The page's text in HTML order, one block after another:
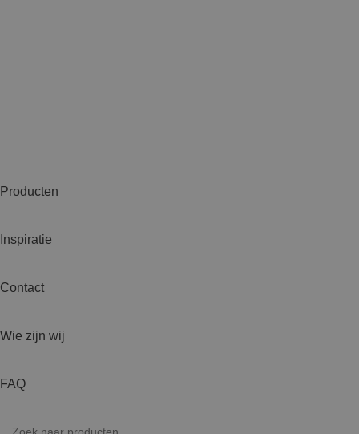
Producten
Inspiratie
Contact
Wie zijn wij
FAQ